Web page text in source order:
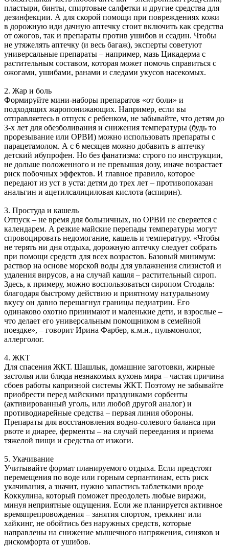
пластыри, бинты, спиртовые салфетки и другие средства для
дезинфекции. А для скорой помощи при повреждениях кожи
в дорожную иди дачную аптечку стоит включить как средства
от ожогов, так и препараты против ушибов и ссадин. Чтобы
не утяжелять аптечку (и весь багаж), эксперты советуют
универсальные препараты – например, мазь Цикадерма с
растительным составом, которая может помочь справиться с
ожогами, ушибами, ранами и следами укусов насекомых.
2. Жар и боль
Формируйте мини-наборы препаратов «от боли» и
подходящих жаропонижающих. Например, если вы
отправляетесь в отпуск с ребенком, не забывайте, что детям до
3-х лет для обезболивания и снижения температуры (будь то
прорезывание или ОРВИ) можно использовать препараты с
парацетамолом. А с 6 месяцев можно добавить в аптечку
детский ибупрофен. Но без фанатизма: строго по инструкции,
не дольше положенного и не превышая дозу, иначе возрастает
риск побочных эффектов. И главное правило, которое
передают из уст в уста: детям до трех лет – противопоказан
анальгин и ацетилсалициловая кислота (аспирин).
3. Простуда и кашель
Отпуск – не время для больничных, но ОРВИ не сверяется с
календарем. А резкие майские перепады температуры могут
спровоцировать недомогание, кашель и температуру. «Чтобы
не терять ни дня отдыха, дорожную аптечку следует собрать
при помощи средств для всех возрастов. Базовый минимум:
раствор на основе морской воды для увлажнения слизистой и
удаления вирусов, а на случай кашля – растительный сироп.
Здесь, к примеру, можно воспользоваться сиропом Стодаль:
благодаря быстрому действию и приятному натуральному
вкусу он давно перешагнул границы педиатрии. Его
одинаково охотно принимают и маленькие дети, и взрослые –
что делает его универсальным помощником в семейной
поездке», – говорит Ирина Фарбер, к.м.н., пульмонолог,
аллерголог.
4. ЖКТ
Для спасения ЖКТ. Шашлык, домашние заготовки, жирные
застолья или блюда незнакомых кухонь мира – частая причина
сбоев работы капризной системы ЖКТ. Поэтому не забывайте
приобрести перед майскими праздниками сорбенты
(активированный уголь, или любой другой аналог) и
противодиарейные средства – первая линия обороны.
Препараты для восстановления водно-солевого баланса при
рвоте и диарее, ферменты – на случай переедания и приема
тяжелой пищи и средства от изжоги.
5. Укачивание
Учитывайте формат планируемого отдыха. Если предстоят
перемещения по воде или горным серпантинам, есть риск
укачивания, а значит, нужно запастись таблетками вроде
Коккулина, который поможет преодолеть любые виражи,
минуя неприятные ощущения. Если же планируется активное
времяпрепровождения – занятия спортом, треккинг или
хайкинг, не обойтись без наружных средств, которые
направлены на снижение мышечного напряжения, синяков и
дискомфорта от ушибов.